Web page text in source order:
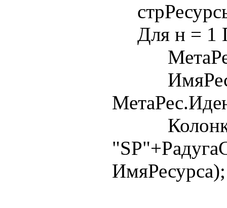
Для н = 1
МетаРес
ИмяРесурса);